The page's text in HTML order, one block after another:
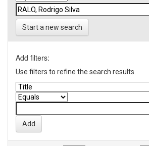
Start a new search
Add filters:
Use filters to refine the search results.